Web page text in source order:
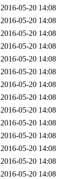
2016-05-20 14:08
2016-05-20 14:08
2016-05-20 14:08
2016-05-20 14:08
2016-05-20 14:08
2016-05-20 14:08
2016-05-20 14:08
2016-05-20 14:08
2016-05-20 14:08
2016-05-20 14:08
2016-05-20 14:08
2016-05-20 14:08
2016-05-20 14:08
2016-05-20 14:08